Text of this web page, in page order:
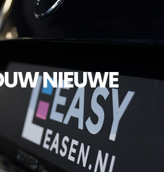
NIEUWE